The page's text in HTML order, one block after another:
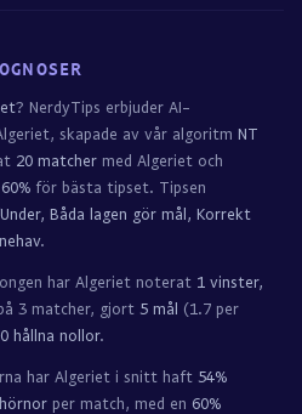
? NerdyTips erbjuder AI-
skapade av vår algoritm NT
20 matcher med Algeriet och
60% för bästa tipset. Tipsen
Båda lagen gör mål, Korrekt
.
har Algeriet noterat 1 vinster,
3 matcher, gjort 5 mål (1.7 per
0 hållna nollor.
har Algeriet i snitt haft 54%
per match, med en 60%